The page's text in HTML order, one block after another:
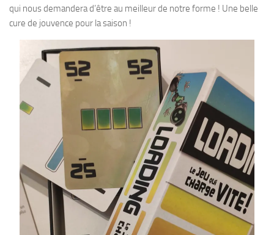
qui nous demandera d’être au meilleur de notre forme ! Une belle
cure de jouvence pour la saison !